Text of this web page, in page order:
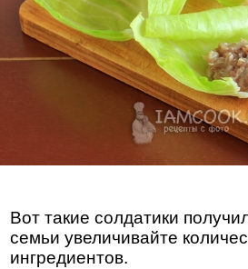
Вот такие солдатики
семьи увеличивайте
ингредиентов.